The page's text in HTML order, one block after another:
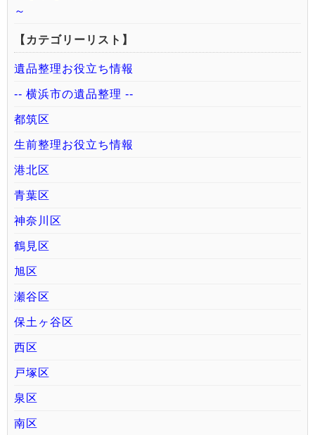
～
【カテゴリーリスト】
遺品整理お役立ち情報
-- 横浜市の遺品整理 --
都筑区
生前整理お役立ち情報
港北区
青葉区
神奈川区
鶴見区
旭区
瀬谷区
保土ヶ谷区
西区
戸塚区
泉区
南区